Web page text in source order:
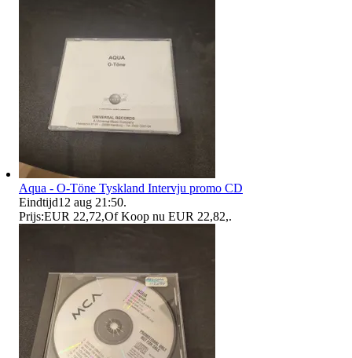
Aqua - O-Töne Tyskland Intervju promo CD
Eindtijd12 aug 21:50.
Prijs:EUR 22,72,Of Koop nu EUR 22,82,.